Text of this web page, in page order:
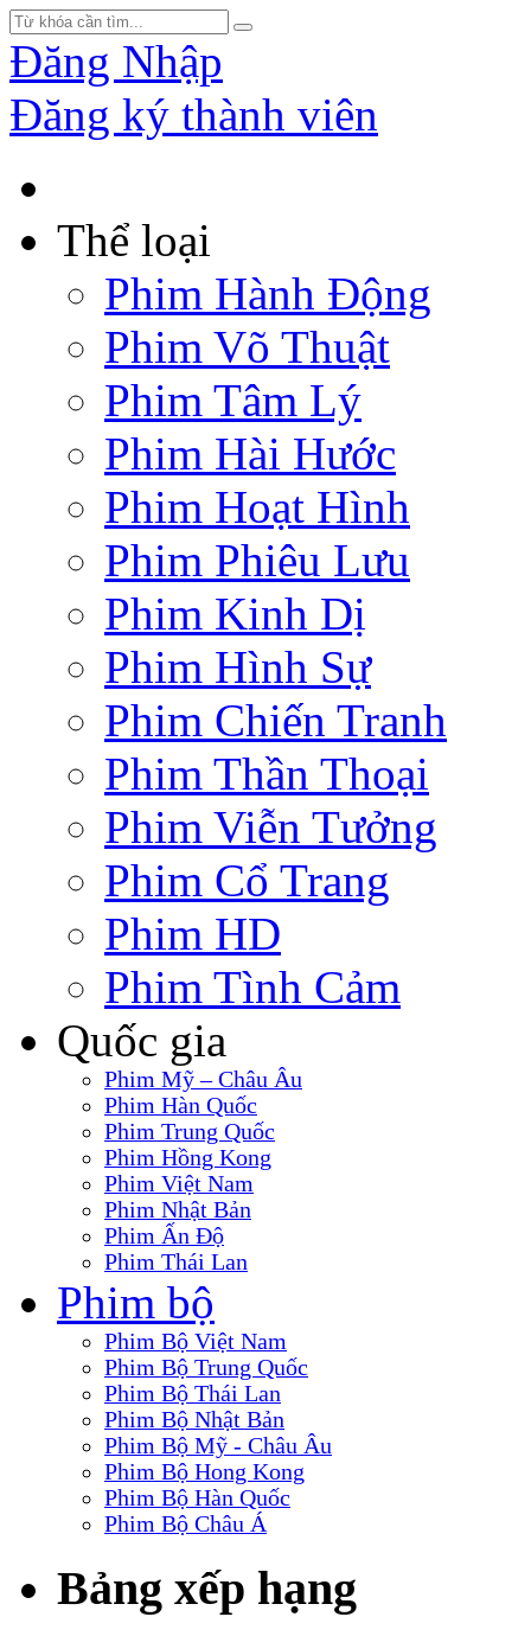
Đăng Nhập
Đăng ký thành viên
Thể loại
Phim Hành Động
Phim Võ Thuật
Phim Tâm Lý
Phim Hài Hước
Phim Hoạt Hình
Phim Phiêu Lưu
Phim Kinh Dị
Phim Hình Sự
Phim Chiến Tranh
Phim Thần Thoại
Phim Viễn Tưởng
Phim Cổ Trang
Phim HD
Phim Tình Cảm
Quốc gia
Phim Mỹ – Châu Âu
Phim Hàn Quốc
Phim Trung Quốc
Phim Hồng Kong
Phim Việt Nam
Phim Nhật Bản
Phim Ấn Độ
Phim Thái Lan
Phim bộ
Phim Bộ Việt Nam
Phim Bộ Trung Quốc
Phim Bộ Thái Lan
Phim Bộ Nhật Bản
Phim Bộ Mỹ - Châu Âu
Phim Bộ Hong Kong
Phim Bộ Hàn Quốc
Phim Bộ Châu Á
Bảng xếp hạng